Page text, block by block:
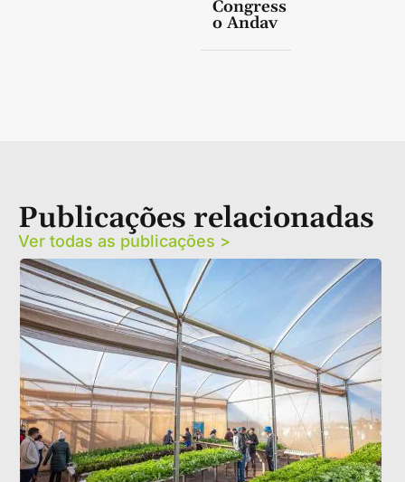
Congress
o Andav
Publicações relacionadas
Ver todas as publicações >